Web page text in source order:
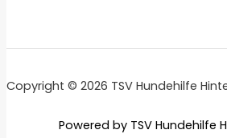
Copyright © 2026 TSV Hundehilfe
Powered by TSV Hundehilfe